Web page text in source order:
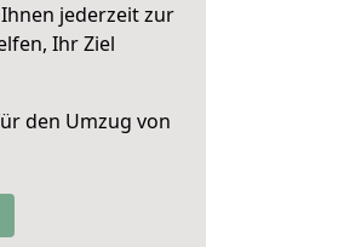
jederzeit zur
Ihr Ziel
den Umzug von